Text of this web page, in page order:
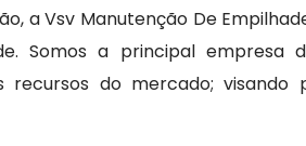
a Vsv Manutenção De
Somos a principal empresa
recursos do mercado; visando